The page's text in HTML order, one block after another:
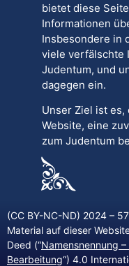
bietet diese
Informationen
Insbesondere in
viele verfälschte
Judentum, und
dagegen ein.
Unser Ziel ist
Website, eine
zum Judentum
(CC BY-NC-ND) 2024 –
Material auf dieser
Deed (“Namensnennung
Bearbeitung“) 4.0